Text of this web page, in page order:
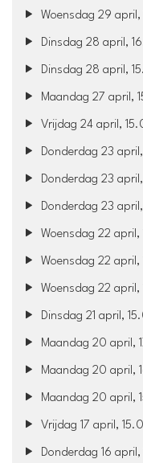
Woensdag 29
Dinsdag 28 april,
Dinsdag 28 april,
Maandag 27 april,
Vrijdag 24 april,
Donderdag 23
Donderdag 23
Donderdag 23
Woensdag 22
Woensdag 22
Woensdag 22
Dinsdag 21 april,
Maandag 20 april,
Maandag 20 april,
Maandag 20 april,
Vrijdag 17 april,
Donderdag 16